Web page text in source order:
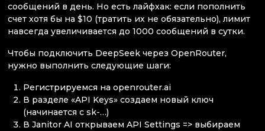
сообщений в день. Но есть лайфхак: если пополнить
счет хотя бы на $10 (тратить их не обязательно), лимит
навсегда увеличивается до 1000 сообщений в сутки.
Чтобы подключить DeepSeek через OpenRouter,
нужно выполнить следующие шаги:
Регистрируемся на openrouter.ai
В разделе «API Keys» создаем новый ключ
(начинается с sk-…)
В Janitor AI открываем API Settings => выбираем